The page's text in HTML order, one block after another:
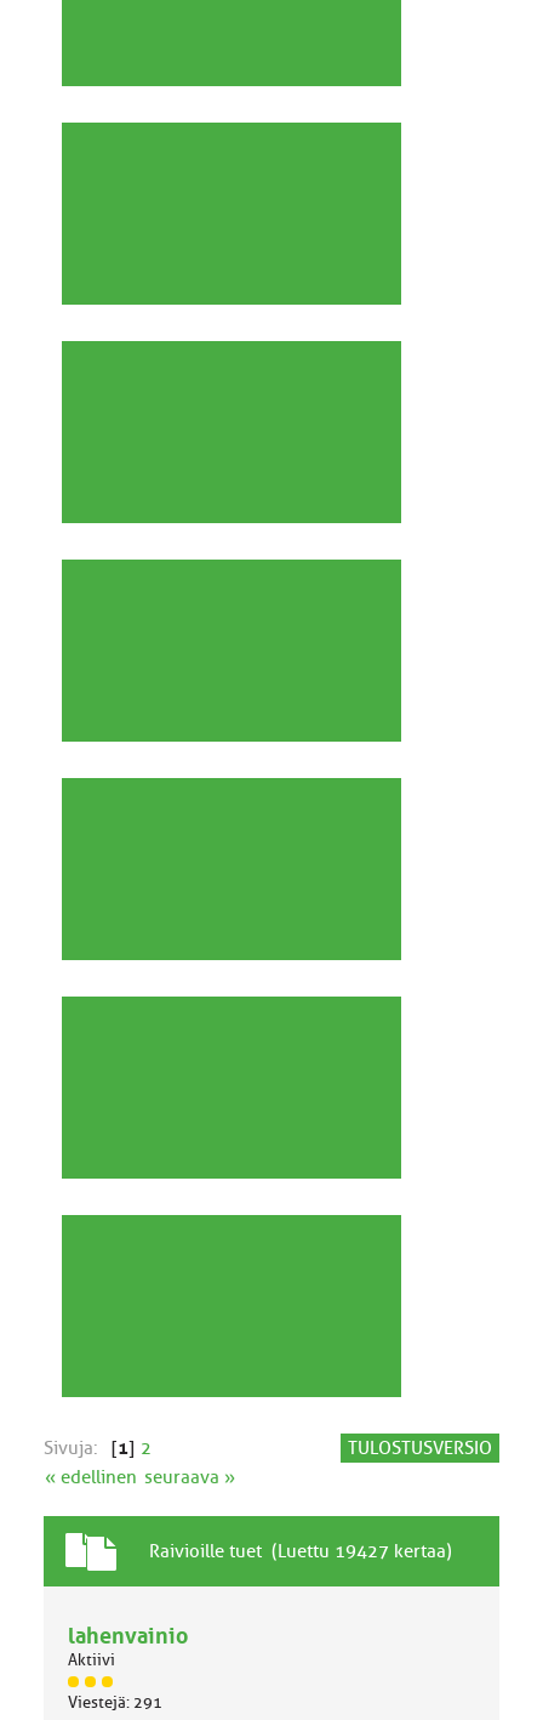
TULOSTUSVERSIO
Sivuja: [1] 2
« edellinen seuraava »
a
l
i
A
e
Raivioille tuet (Luettu 19427 kertaa)
lahenvainio
Aktiivi
J
ä
Viestejä: 291